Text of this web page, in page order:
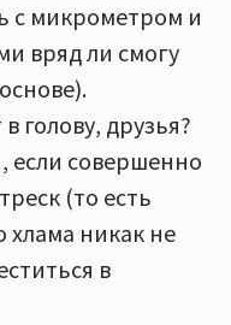
с микрометром и
вряд ли смогу
голову, друзья?
если совершенно
(то есть
хлама никак не
в